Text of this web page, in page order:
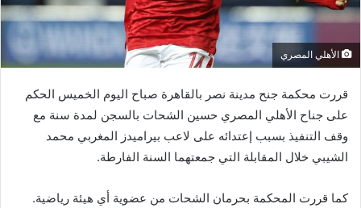
الأهلي المصري
قررت محكمة جنح مدينة نصر بالقاهرة صباح اليوم الخميس الحكم
على جناح الأهلي المصري حسين الشحات بالسجن لمدة سنة مع
وقف التنفيذ بسبب إعتدائه على لاعب بيراميدز المغربي محمد
الشيبي خلال المقابلة التي جمعتهما السنة الفارطة.
كما قررت المحكمة بحرمان الشحات من عضوية أي هيئة رياضية.